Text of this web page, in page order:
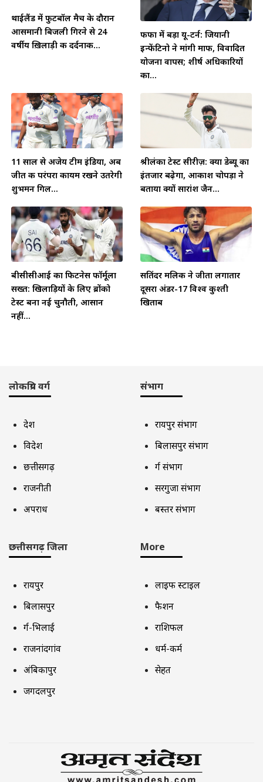
थाईलैंड में फुटबॉल मैच के दौरान
आसमानी बिजली गिरने से 24
वर्षीय ख़िलाड़ी की दर्दनाक...
फीफा में बड़ा यू-टर्न: जियानी
इन्फेंटिनो ने मांगी माफी, विवादित
योजना वापस; शीर्ष अधिकारियों
का...
11 साल से अजेय टीम इंडिया, अब
जीत की परंपरा कायम रखने उतरेगी
शुभमन गिल...
श्रीलंका टेस्ट सीरीज़: क्या डेब्यू का
इंतजार बढ़ेगा, आकाश चोपड़ा ने
बताया क्यों सारांश जैन...
बीसीसीआई का फिटनेस फॉर्मूला
सख्त: खिलाड़ियों के लिए ब्रोंको
टेस्ट बना नई चुनौती, आसान
नहीं...
सतिंदर मलिक ने जीता लगातार
दूसरा अंडर-17 विश्व कुश्ती
खिताब
लोकप्रिय वर्ग
देश
विदेश
छत्तीसगढ़
राजनीती
अपराध
संभाग
रायपुर संभाग
बिलासपुर संभाग
दुर्ग संभाग
सरगुजा संभाग
बस्तर संभाग
छत्तीसगढ़ जिला
रायपुर
बिलासपुर
दुर्ग-भिलाई
राजनांदगांव
अंबिकापुर
जगदलपुर
More
लाइफ स्टाइल
फैशन
राशिफल
धर्म-कर्म
सेहत